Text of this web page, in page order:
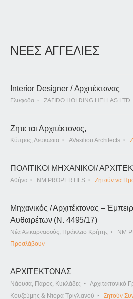
ΝΕΕΣ ΑΓΓΕΛΙΕΣ
Interior Designer / Αρχιτέκτονας
Γλυφάδα ZAFIDO HOLDING HELLAS LTD
Ζητείται Αρχιτέκτονας,
Κύπρος, Λευκωσια AVasiliou Architects
ΠΟΛΙΤΙΚΟΙ ΜΗΧΑΝΙΚΟΙ/
Αθήνα NM PROPERTIES Ζητούν να
Μηχανικός / Αρχιτέκτονας –
Αυθαιρέτων (Ν. 4495/17)
Νέα Αλικαρνασσός, Ηράκλειο Κρήτης NM
Προσλάβουν
ΑΡΧΙΤΕΚΤΟΝΑΣ
Νάουσα, Πάρος, Κυκλάδες
Αρχιτεκτονικό
Κουζούμης & Ντόρα Τριγλιανού
Ζητούν